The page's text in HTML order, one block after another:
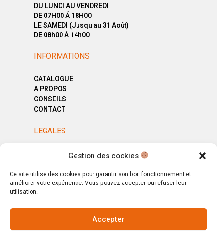
Gestion des cookies
Ce site utilise des cookies pour garantir son bon fonctionnement et
améliorer votre expérience. Vous pouvez accepter ou refuser leur
utilisation.
Accepter
DU LUNDI AU VENDREDI
DE 07H00 Á 18H00
LE SAMEDI (Jusqu'au 31 Août)
DE 08h00 Á 14h00
INFORMATIONS
CATALOGUE
A PROPOS
CONSEILS
CONTACT
LEGALES
MENTIONS LÉGALES
CGV
© Copyright 2025. All Rights Reserved.